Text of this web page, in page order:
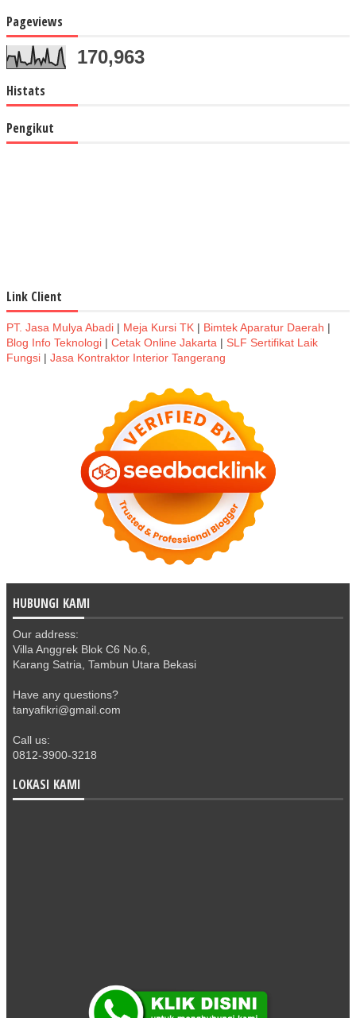
Pageviews
170,963
Histats
Pengikut
Link Client
PT. Jasa Mulya Abadi | Meja Kursi TK | Bimtek Aparatur Daerah |
Blog Info Teknologi | Cetak Online Jakarta | SLF Sertifikat Laik
Fungsi | Jasa Kontraktor Interior Tangerang
HUBUNGI KAMI
Our address:
Villa Anggrek Blok C6 No.6,
Karang Satria, Tambun Utara Bekasi
Have any questions?
tanyafikri@gmail.com
Call us:
0812-3900-3218
LOKASI KAMI